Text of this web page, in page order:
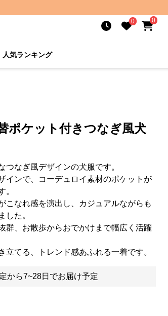
0 0
人気ランキング
ポケット付きつなぎ風犬
つなぎ風デザインの犬服です。
インで、コーデュロイ素材のポケットが
。
こなれ感を演出し、カジュアルながらも
した。
群、お散歩からおでかけまで幅広く活躍
立てる、トレンド感あふれる一着です。
から7~28日でお届け予定